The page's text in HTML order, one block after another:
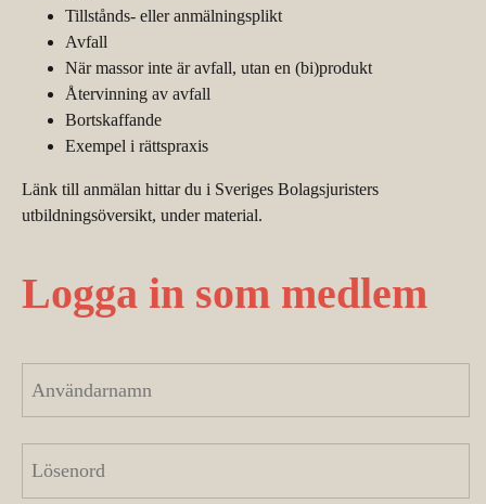
Tillstånds- eller anmälningsplikt
Avfall
När massor inte är avfall, utan en (bi)produkt
Återvinning av avfall
Bortskaffande
Exempel i rättspraxis
Länk till anmälan hittar du i Sveriges Bolagsjuristers
utbildningsöversikt, under material.
Logga in som medlem